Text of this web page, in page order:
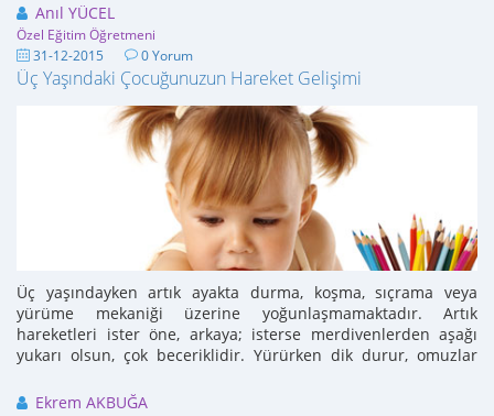
Anıl YÜCEL
Özel Eğitim Öğretmeni
31-12-2015 0 Yorum
Üç Yaşındaki Çocuğunuzun Hareket Gelişimi
Üç yaşındayken artık ayakta durma, koşma, sıçrama veya
yürüme mekaniği üzerine yoğunlaşmamaktadır. Artık
hareketleri ister öne, arkaya; isterse merdivenlerden aşağı
yukarı olsun, çok beceriklidir. Yürürken dik durur, omuzlar
Ekrem AKBUĞA